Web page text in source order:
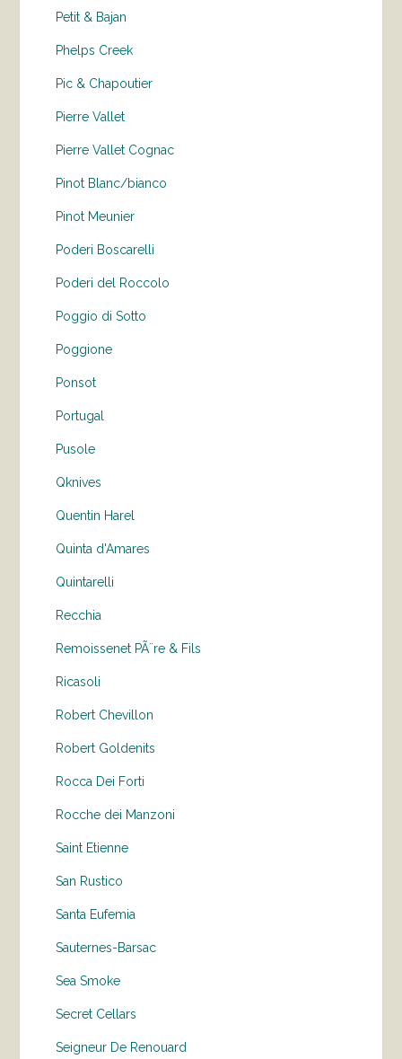
Petit & Bajan
Phelps Creek
Pic & Chapoutier
Pierre Vallet
Pierre Vallet Cognac
Pinot Blanc/bianco
Pinot Meunier
Poderi Boscarelli
Poderi del Roccolo
Poggio di Sotto
Poggione
Ponsot
Portugal
Pusole
Qknives
Quentin Harel
Quinta d'Amares
Quintarelli
Recchia
Remoissenet PÃ¨re & Fils
Ricasoli
Robert Chevillon
Robert Goldenits
Rocca Dei Forti
Rocche dei Manzoni
Saint Etienne
San Rustico
Santa Eufemia
Sauternes-Barsac
Sea Smoke
Secret Cellars
Seigneur De Renouard